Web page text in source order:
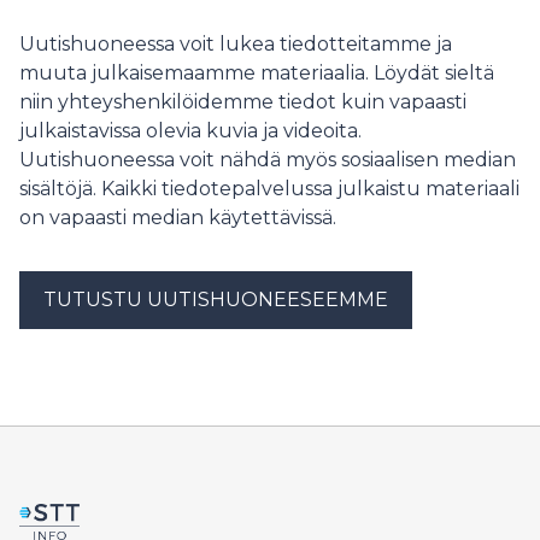
ympäristökriisien liekkeihin.
Uutishuoneessa voit lukea tiedotteitamme ja
muuta julkaisemaamme materiaalia. Löydät sieltä
niin yhteyshenkilöidemme tiedot kuin vapaasti
julkaistavissa olevia kuvia ja videoita.
Uutishuoneessa voit nähdä myös sosiaalisen median
sisältöjä. Kaikki tiedotepalvelussa julkaistu materiaali
on vapaasti median käytettävissä.
TUTUSTU UUTISHUONEESEEMME